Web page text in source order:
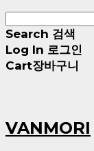
Search 검색
Log In 로그인
Cart장바구니
VANMORI